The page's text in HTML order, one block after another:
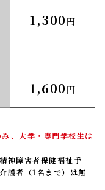
1,300円
1,600円
、大学・専門学校生は
神障害者保健福祉手
護者（1名まで）は無